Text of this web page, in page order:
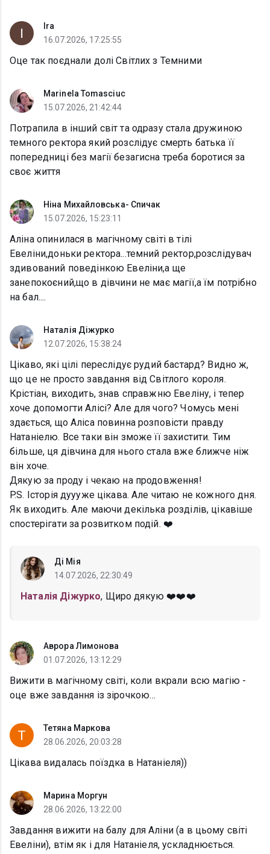
Ira
16.07.2026, 17:25:55
Оце так поєднали долі Світлих з Темними
Marinela Tomasciuc
15.07.2026, 21:42:44
Потрапила в інший світ та одразу стала дружиною
темного ректора який розслідує смерть батька її
попередниці без магії безагисна треба боротися за
своє життя
Ніна Михайловська- Спичак
15.07.2026, 15:23:11
Аліна опинилася в магічному світі в тілі
Евеліни,доньки ректора...темний ректор,розслідувач
здивований поведінкою Евеліни,а ще
занепокоєний,що в дівчини не має магії,а їм потрібно
на бал....
Наталія Діжурко
12.07.2026, 15:38:24
Цікаво, які цілі переслідує рудий бастард? Видно ж,
що це не просто завдання від Світлого короля.
Крістіан, виходить, знав справжню Евеліну, і тепер
хоче допомогти Алісі? Але для чого? Чомусь мені
здається, що Аліса повинна розповісти правду
Натаніелю. Все таки він зможе її захистити. Тим
більше, ця дівчина для нього стала вже ближче ніж
він хоче.
Дякую за проду і чекаю на продовження!
P.S. Історія дуууже цікава. Але читаю не кожного дня.
Як виходить. Але маючи декілька розділів, цікавіше
спостерігати за розвитком подій. ❤️
Ді Мія
14.07.2026, 22:30:49
Наталія Діжурко, Щиро дякую ❤️❤️❤️
Аврора Лимонова
01.07.2026, 13:12:29
Вижити в магічному світі, коли вкрали всю магію -
оце вже завдання із зірочкою…
Тетяна Маркова
28.06.2026, 20:03:28
Цікава видалась поїздка в Натаніеля))
Марина Моргун
28.06.2026, 13:22:00
Завдання вижити на балу для Аліни (а в цьому світі
Евеліни), втім як і для Натаніеля, ускладнюється.